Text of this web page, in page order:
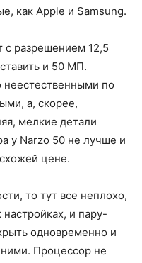
как Apple и Samsung.
разрешением 12,5
и 50 МП.
неестественными по
а, скорее,
мелкие детали
у Narzo 50 не лучше и
цене.
то тут все неплохо,
и пару-
одновременно и
Процессор не